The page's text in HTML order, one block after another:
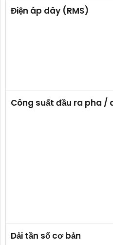
Điện áp dây (RMS)
Công suất đầu ra pha /
Dải tần số cơ bản